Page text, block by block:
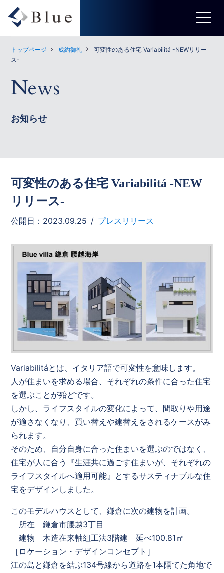
トップページ 成約御礼
可変性のある住宅 Variabilitá -NEWリリー
ス-
News
お知らせ
可変性のある住宅 Variabilitá -NEW
リリース-
公開日：2023.09.25 プレスリリース
Variabilitáとは、イタリア語で可変性を意味します。
人が住まいを求める場合、それぞれの条件に合った住宅
を選ぶことが殆どです。
しかし、ライフスタイルの変化によって、間取りや用途
が適さなくなり、買い替えや建替えをされるケースがみ
られます。
そのため、自分自身に合った住まいを選ぶのではなく、
住宅が人に合う『生涯共に過ごす住まいが、それぞれの
ライフスタイルへ適用可能』とするサスティナブルな住
宅をデザインしました。
このモデルハウスとして、鎌倉に次の建物を計画。
所在 鎌倉市腰越3丁目
建物 木造在来軸組工法3階建 延べ100.81㎡
［ロケーション・デザインコンセプト］
江の島と鎌倉を結ぶ134号線から道路を1本隔てた角地で